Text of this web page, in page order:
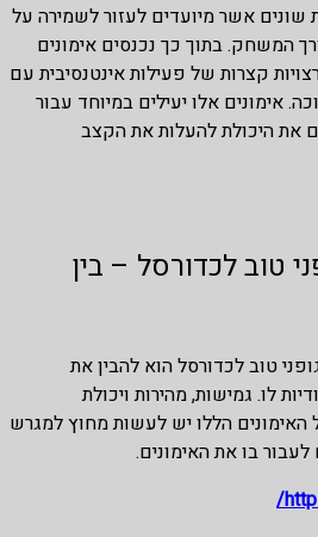
שונים אשר מיועדים לעזור לשמירה על
המשחק. בתוך כך נכנסים אימונים
קצרות של פעילות אינטנסיבית עם
אימונים אלו יעילים במיוחד עבור
את היכולת להעלות את הקצב
טוב לכדורסל – בין
טוב לכדורסל הוא להבין את
לו. גמישות, מהירות ויכולת
הללו יש לעשות מחוץ למגרש